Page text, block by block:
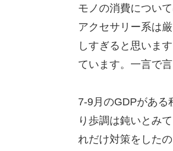
モノの消費につい
アクセサリー系は
しすぎると思いま
ています。一言で
7-9月のGDPがある
り歩調は鈍いとみ
れだけ対策をした